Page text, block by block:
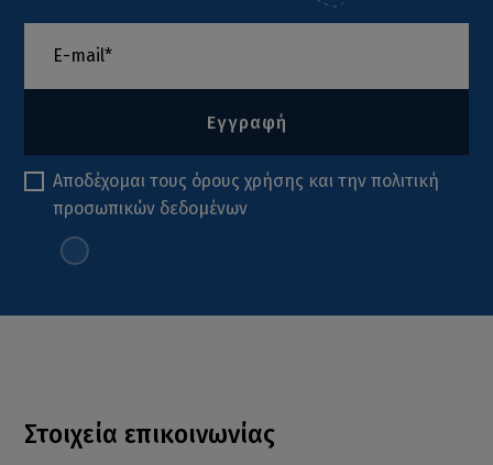
Εγγραφή
Αποδέχομαι τους όρους χρήσης και τηνπολιτική
προσωπικών δεδομένων
Στοιχεία επικοινωνίας